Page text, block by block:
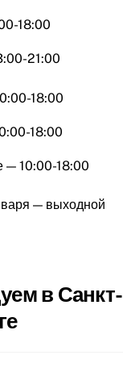
18:00
21:00
18:00
18:00
— 10:00-18:00
— выходной
в Санкт-